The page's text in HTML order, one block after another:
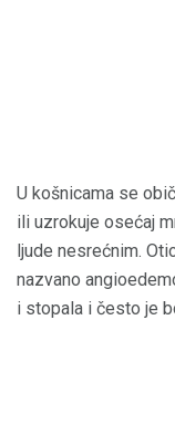
U košnicama se
ili uzrokuje osećaj
ljude nesrećnim.
nazvano
i stopala i često je